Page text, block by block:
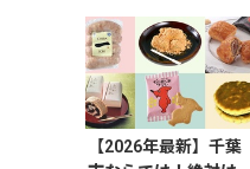
【2026年最新】千葉